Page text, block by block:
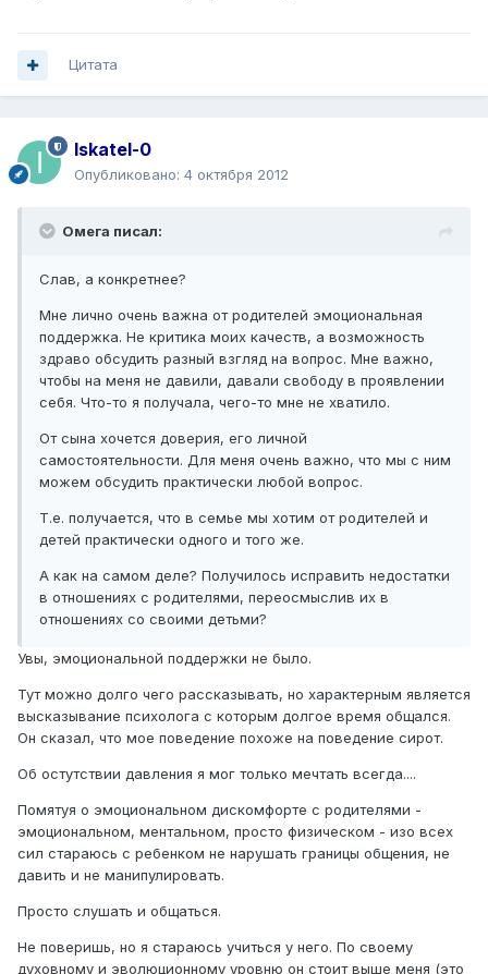
Цитата
Iskatel-0
Опубликовано: 4 октября 2012
Омега писал:
Слав, а конкретнее?
Мне лично очень важна от родителей эмоциональная
поддержка. Не критика моих качеств, а возможность
здраво обсудить разный взгляд на вопрос. Мне важно,
чтобы на меня не давили, давали свободу в проявлении
себя. Что-то я получала, чего-то мне не хватило.
От сына хочется доверия, его личной
самостоятельности. Для меня очень важно, что мы с ним
можем обсудить практически любой вопрос.
Т.е. получается, что в семье мы хотим от родителей и
детей практически одного и того же.
А как на самом деле? Получилось исправить недостатки
в отношениях с родителями, переосмыслив их в
отношениях со своими детьми?
Увы, эмоциональной поддержки не было.
Тут можно долго чего рассказывать, но характерным является
высказывание психолога с которым долгое время общался.
Он сказал, что мое поведение похоже на поведение сирот.
Об остутствии давления я мог только мечтать всегда....
Помятуя о эмоциональном дискомфорте с родителями -
эмоциональном, ментальном, просто физическом - изо всех
сил стараюсь с ребенком не нарушать границы общения, не
давить и не манипулировать.
Просто слушать и общаться.
Не поверишь, но я стараюсь учиться у него. По своему
духовному и эволюционному уровню он стоит выше меня (это